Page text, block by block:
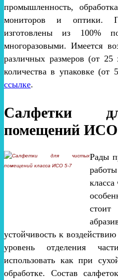
промышленность,
мониторов и оптики.
изготовлены из 100%
многоразовыми. Имеется
различных размеров (от
количества в упаковке
ссылке.
Салфетки
помещений ИСО
Рады
стоит
устойчивость к
уровень отделения
использовать как при
обработке. Состав